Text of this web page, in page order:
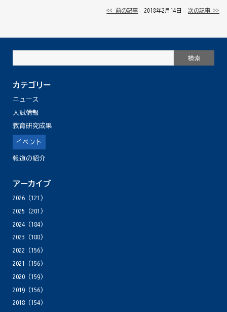
<< 前の記事 │ 2018年2月14日 │次の記事 >>
カテゴリー
ニュース
入試情報
教育研究成果
イベント
報道の紹介
アーカイブ
2026(121)
2025 (201)
2024(184)
2023 (188)
2022 (156)
2021
(156)
2020(159)
2019(156)
2018(154)